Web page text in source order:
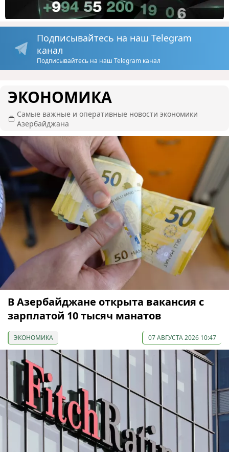
Подписывайтесь на наш Telegram
канал
Подписывайтесь на наш Telegram канал
ЭКОНОМИКА
Самые важные и оперативные новости экономики
Азербайджана
В Азербайджане открыта вакансия с
зарплатой 10 тысяч манатов
ЭКОНОМИКА 07 АВГУСТА 2026 10:47